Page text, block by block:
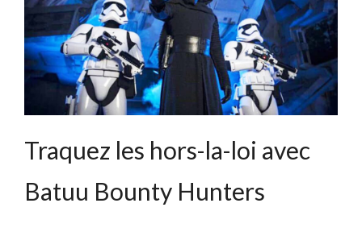
Traquez les hors-la-loi avec
Batuu Bounty Hunters